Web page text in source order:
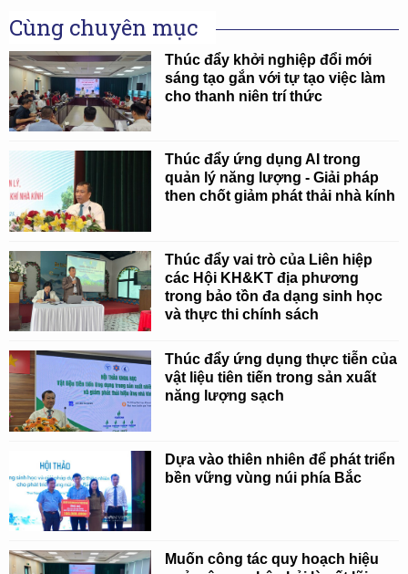
Cùng chuyên mục
Thúc đẩy khởi nghiệp đổi mới
sáng tạo gắn với tự tạo việc làm
cho thanh niên trí thức
Thúc đẩy ứng dụng AI trong
quản lý năng lượng - Giải pháp
then chốt giảm phát thải nhà kính
Thúc đẩy vai trò của Liên hiệp
các Hội KH&KT địa phương
trong bảo tồn đa dạng sinh học
và thực thi chính sách
Thúc đẩy ứng dụng thực tiễn của
vật liệu tiên tiến trong sản xuất
năng lượng sạch
Dựa vào thiên nhiên để phát triển
bền vững vùng núi phía Bắc
Muốn công tác quy hoạch hiệu